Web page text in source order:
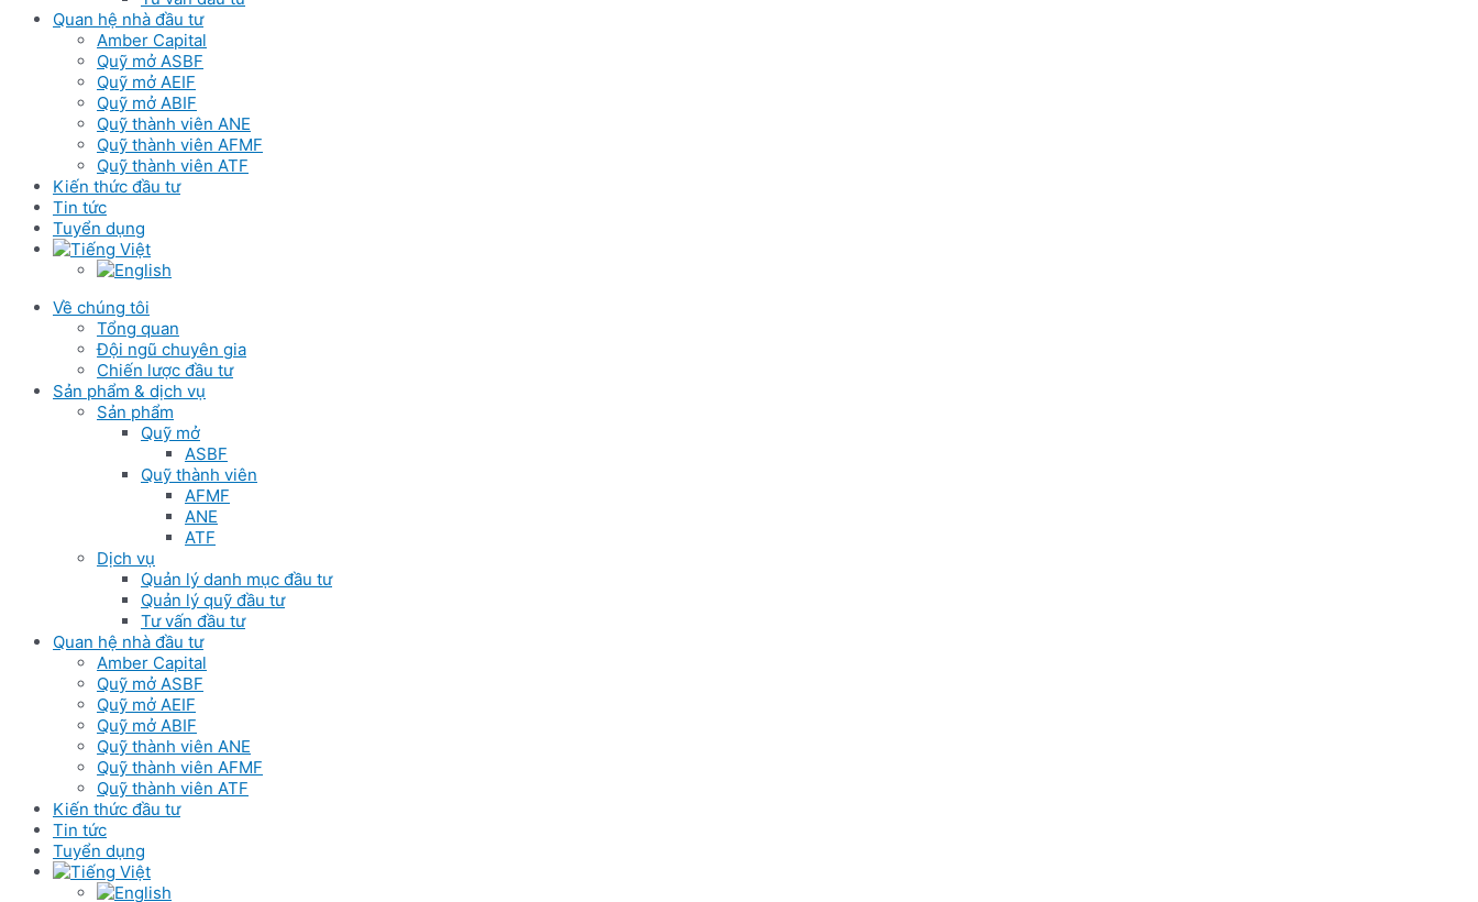
Quan hệ nhà đầu tư
Amber Capital
Quỹ mở ASBF
Quỹ mở AEIF
Quỹ mở ABIF
Quỹ thành viên ANE
Quỹ thành viên AFMF
Quỹ thành viên ATF
Kiến thức đầu tư
Tin tức
Tuyển dụng
Về chúng tôi
Tổng quan
Đội ngũ chuyên gia
Chiến lược đầu tư
Sản phẩm & dịch vụ
Sản phẩm
Quỹ mở
ASBF
Quỹ thành viên
AFMF
ANE
ATF
Dịch vụ
Quản lý danh mục đầu tư
Quản lý quỹ đầu tư
Tư vấn đầu tư
Quan hệ nhà đầu tư
Amber Capital
Quỹ mở ASBF
Quỹ mở AEIF
Quỹ mở ABIF
Quỹ thành viên ANE
Quỹ thành viên AFMF
Quỹ thành viên ATF
Kiến thức đầu tư
Tin tức
Tuyển dụng